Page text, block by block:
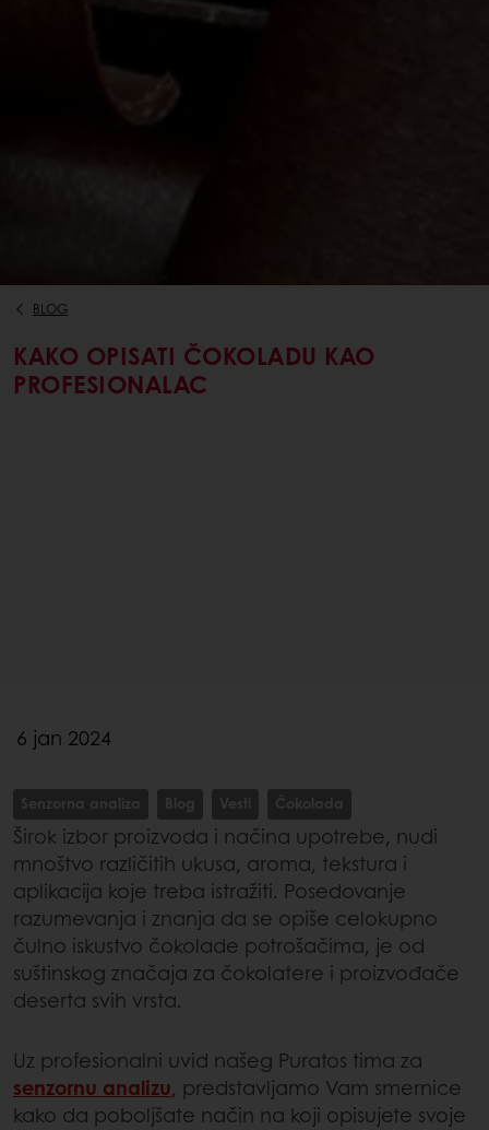
BLOG
KAKO OPISATI ČOKOLADU KAO
PROFESIONALAC
6 jan 2024
Senzorna analiza Blog Vesti Čokolada
Širok izbor proizvoda i načina upotrebe, nudi
mnoštvo različitih ukusa, aroma, tekstura i
aplikacija koje treba istražiti. Posedovanje
razumevanja i znanja da se opiše celokupno
čulno iskustvo čokolade potrošačima, je od
suštinskog značaja za čokolatere i proizvođače
deserta svih vrsta.
Uz profesionalni uvid našeg Puratos tima za
senzornu analizu, predstavljamo Vam smernice
kako da poboljšate način na koji opisujete svoje